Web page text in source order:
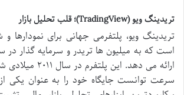
تریدینگ ویو (TradingView)؛ قلب تحلیل بازار
تریدینگ ویو، پلتفرمی جهانی برای نمودارها
است که به میلیون ها تریدر و سرمایه گذار
ارائه می دهد. این
سرعت توانست جایگاه خود را به عنوان یکی از